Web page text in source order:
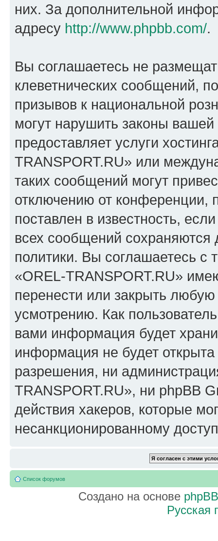
них. За дополнительной
адресу http://www.phpbb.com/.
Вы соглашаетесь не
клеветнических сообщений,
призывов к национальной
могут нарушить законы
предоставляет услуги
TRANSPORT.RU» или
таких сообщений могут
отключению от конференции,
поставлен в известность,
всех сообщений сохраняются
политики. Вы соглашаетесь
«OREL-TRANSPORT.RU»
перенести или закрыть
усмотрению. Как
вами информация будет
информация не будет
разрешения, ни
TRANSPORT.RU», ни phpBB
действия хакеров, которые
несанкционированному
Список форумов
Создано на основе phpBB
Русская